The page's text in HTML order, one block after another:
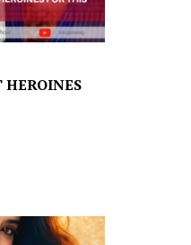
HEROINES